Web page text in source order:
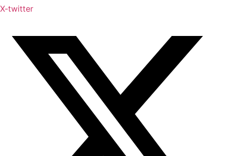
X-twitter